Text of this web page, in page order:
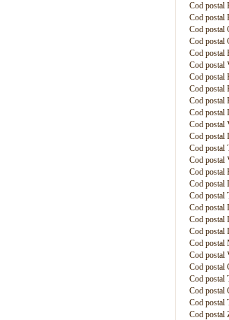
Cod postal
Cod postal
Cod postal
Cod postal
Cod postal
Cod postal
Cod postal
Cod postal
Cod postal
Cod postal
Cod postal
Cod postal
Cod postal
Cod postal
Cod postal
Cod postal
Cod postal
Cod postal
Cod postal
Cod postal
Cod postal
Cod postal
Cod postal
Cod postal
Cod postal
Cod postal
Cod postal